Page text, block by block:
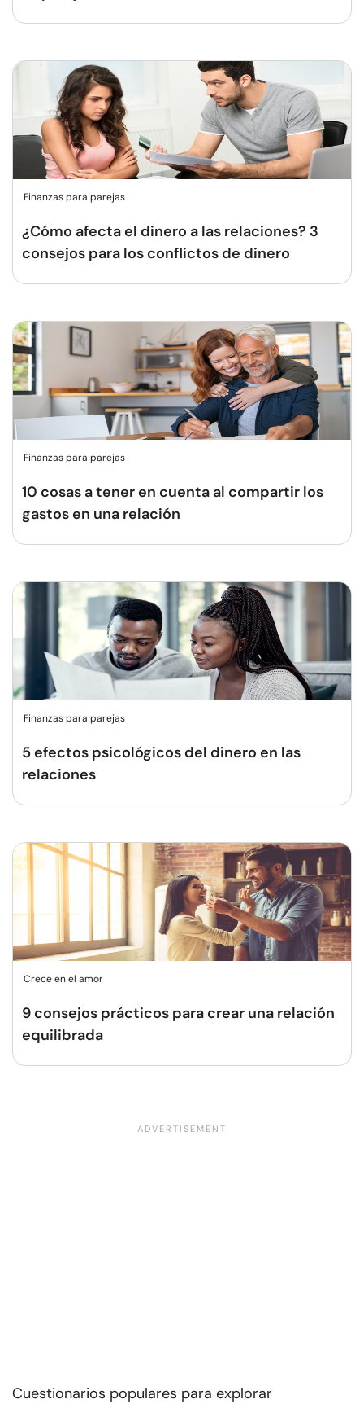
Finanzas para parejas
¿Cómo afecta el dinero a las relaciones? 3
consejos para los conflictos de dinero
Finanzas para parejas
10 cosas a tener en cuenta al compartir los
gastos en una relación
Finanzas para parejas
5 efectos psicológicos del dinero en las
relaciones
Crece en el amor
9 consejos prácticos para crear una relación
equilibrada
Cuestionarios populares para explorar